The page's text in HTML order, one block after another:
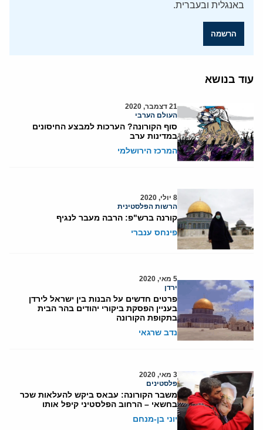
באנגלית ובעברית.
הרשמה
עוד בנושא
21 דצמבר, 2020
העולם הערבי
סוף הקורונה? הערכות למבצע החיסונים
במדינות ערב
המרכז הירושלמי
8 יולי, 2020
הרשות הפלסטינית
קורנה ברש"פ: הרבה מעבר לנגיף
פינחס ענברי
5 מאי, 2020
ירדן
פרטים חדשים על הבנות בין ישראל לירדן
בעניין הפסקת ביקורי יהודים בהר הבית
בתקופת הקורונה
נדב שרגאי
3 מאי, 2020
פלסטינים
משבר הקורונה: עבאס ביקש להעלאות שכר
בחשאי – הרחוב הפלסטיני קיפל אותו
יוני בן-מנחם